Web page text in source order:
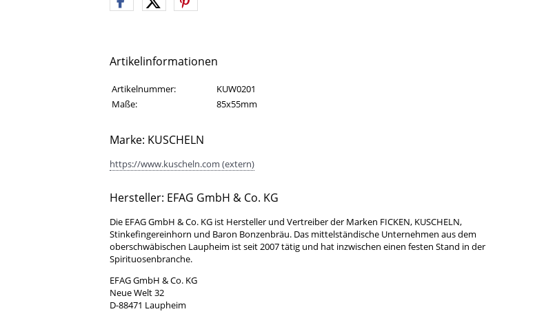
Artikelinformationen
Artikelinformationen
Eigenschaft Wert
Artikelnummer:
KUW0201
Maße:
85x55mm
Marke: KUSCHELN
https://www.kuscheln.com (extern)
Hersteller: EFAG GmbH & Co. KG
Die EFAG GmbH & Co. KG ist Hersteller und Vertreiber der Marken FICKEN, KUSCHELN,
Stinkefingereinhorn und Baron Bonzenbräu. Das mittelständische Unternehmen aus dem
oberschwäbischen Laupheim ist seit 2007 tätig und hat inzwischen einen festen Stand in der
Spirituosenbranche.
EFAG GmbH & Co. KG
Neue Welt 32
D-88471 Laupheim